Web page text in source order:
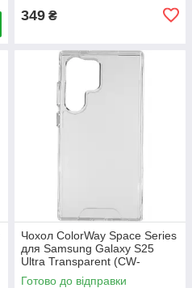
349 ₴
Чохол ColorWay Space Series
для Samsung Galaxy S25
Ultra Transparent (CW-
CSSSG938)
Готово до відправки